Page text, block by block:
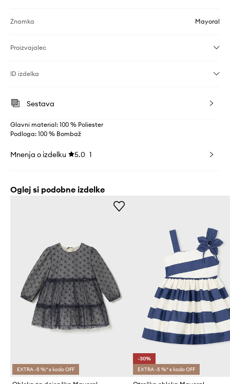
Znamka Mayoral
Proizvajalec
ID izdelka
Sestava
Glavni material: 100 % Poliester
Podloga: 100 % Bombaž
Mnenja o izdelku 5.0 1
Oglej si podobne izdelke
EXTRA -5 %* s kodo OFF
-30%
EXTRA -5 %* s kodo OFF